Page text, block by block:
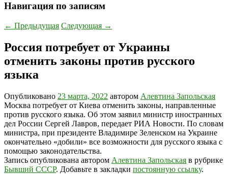
Навигация по записям
← Предыдущая Следующая →
Россия потребует от Украины
отменить законы против русского
языка
Опубликовано 23 марта, 2022 автором Алевтина Запольская
Москва потребует от Киева отменить законы, направленные
против русского языка. Об этом заявил министр иностранных
дел России Сергей Лавров, передает РИА Новости. По словам
министра, при президенте Владимире Зеленском на Украине
окончательно «добили» все возможности для русского языка с
помощью законодательства.
Запись опубликована автором Алевтина Запольская в рубрике
Бывший СССР. Добавьте в закладки постоянную ссылку.